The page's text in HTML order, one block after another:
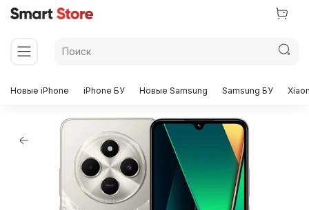
Новые iPhone iPhone БУ Новые Samsung Samsung БУ